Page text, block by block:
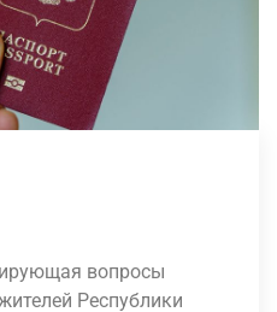
вопросы
Республики